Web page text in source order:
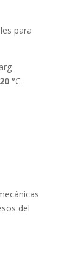
para
°C
del